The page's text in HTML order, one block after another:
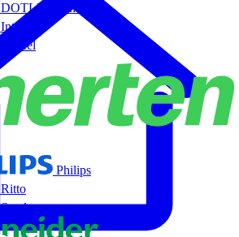
DOTLUX GmbH
Interact
Kaufel
Philips
Ritto
Sarel